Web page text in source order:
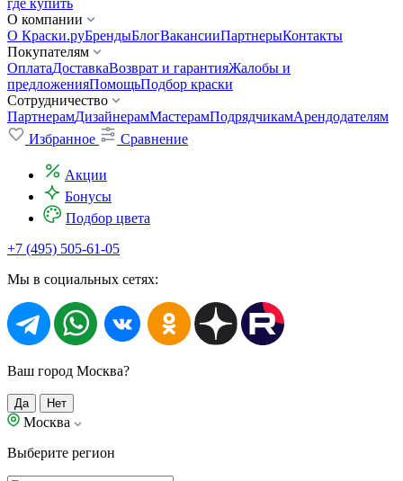
где купить
О компании
О Краски.руБрендыБлогВакансииПартнерыКонтакты
Покупателям
ОплатаДоставкаВозврат и гарантияЖалобы и
предложенияПомощьПодбор краски
Сотрудничество
ПартнерамДизайнерамМастерамПодрядчикамАрендодателям
Избранное
Сравнение
Акции
Бонусы
Подбор цвета
+7 (495) 505-61-05
Мы в социальных сетях:
Ваш город Москва?
Да Нет
Москва
Выберите регион